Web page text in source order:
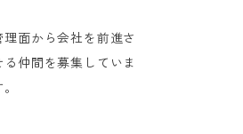
理面から会社を前進さ
る仲間を募集していま